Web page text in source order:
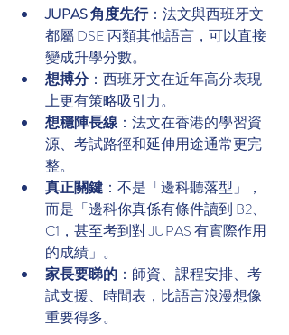
JUPAS 角度先行：法文與西班牙文
都屬 DSE 丙類其他語言，可以直接
變成升學分數。
想搏分：西班牙文在近年高分表現
上更有策略吸引力。
想穩陣長線 ：法文在香港的學習資
源、考試路徑和延伸用途通常更完
整。
真正關鍵 ：不是「邊科聽落型」，
而是「邊科你真係有條件讀到 B2、
C1，甚至考到對 JUPAS 有實際作用
的成績」。
家長要睇的 ：師資、課程安排、考
試支援、時間表，比語言浪漫想像
重要得多。